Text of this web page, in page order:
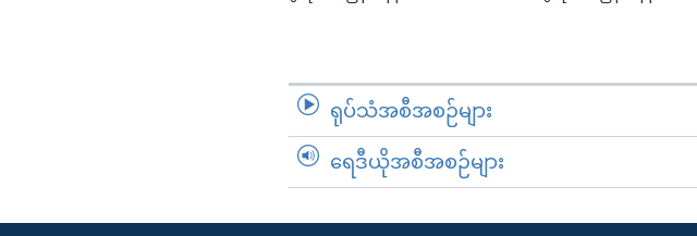
ရုပ်သံအစီအစဉ်များ
ရေဒီယိုအစီအစဉ်များ